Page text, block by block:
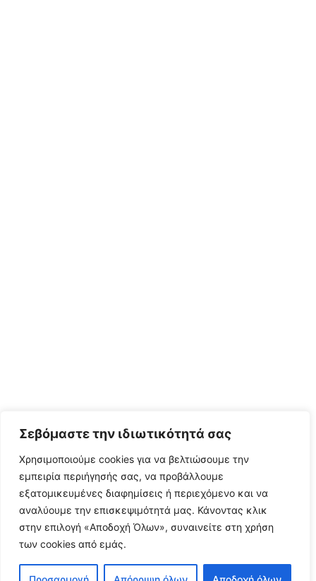
Σεβόμαστε την ιδιωτικότητά σας
Χρησιμοποιούμε cookies για να βελτιώσουμε την
εμπειρία περιήγησής σας, να προβάλλουμε
εξατομικευμένες διαφημίσεις ή περιεχόμενο και να
αναλύουμε την επισκεψιμότητά μας. Κάνοντας κλικ
στην επιλογή «Αποδοχή Όλων», συναινείτε στη χρήση
των cookies από εμάς.